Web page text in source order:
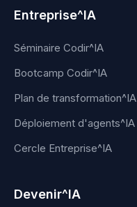
Entreprise^IA
Séminaire Codir^IA
Bootcamp Codir^IA
Plan de transformation^IA
Déploiement d'agents^IA
Cercle Entreprise^IA
Devenir^IA